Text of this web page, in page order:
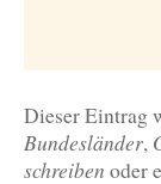
Dieser Eintrag
Bundesländer,
schreiben oder